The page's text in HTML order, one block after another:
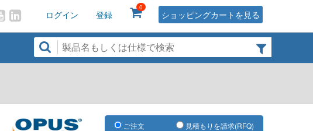
ログイン 登録
0
ショッピングカートを見る
ご注文
見積もりを請求(RFQ)